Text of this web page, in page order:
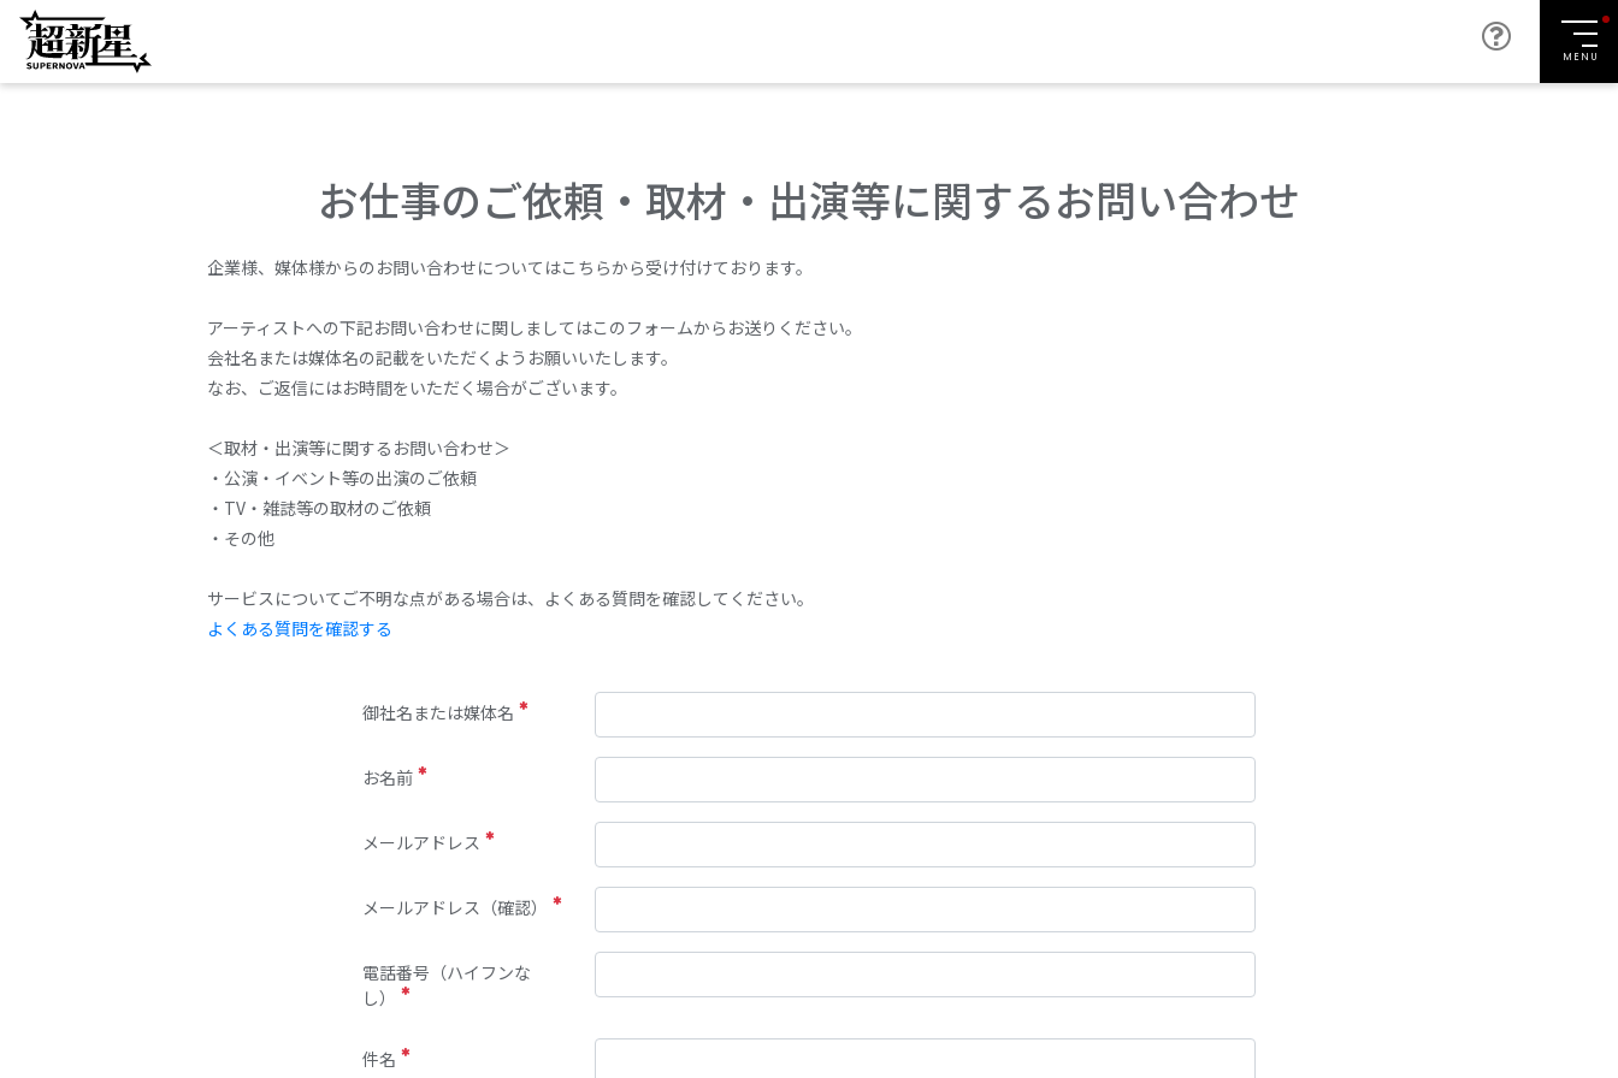
MENU
お仕事のご依頼・取材・出演等に関するお問い合わせ
企業様、媒体様からのお問い合わせについてはこちらから受け付けております。
アーティストへの下記お問い合わせに関しましてはこのフォームからお送りください。
会社名または媒体名の記載をいただくようお願いいたします。
なお、ご返信にはお時間をいただく場合がございます。
＜取材・出演等に関するお問い合わせ＞
・公演・イベント等の出演のご依頼
・TV・雑誌等の取材のご依頼
・その他
サービスについてご不明な点がある場合は、よくある質問を確認してください。
よくある質問を確認する
御社名または媒体名
お名前
メールアドレス
メールアドレス（確認）
電話番号（ハイフンな
し）
件名